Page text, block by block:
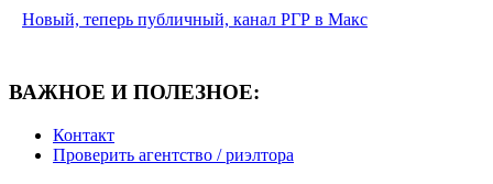
Новый, теперь публичный, канал РГР в Макс
ВАЖНОЕ И ПОЛЕЗНОЕ:
Контакт
Проверить агентство / риэлтора